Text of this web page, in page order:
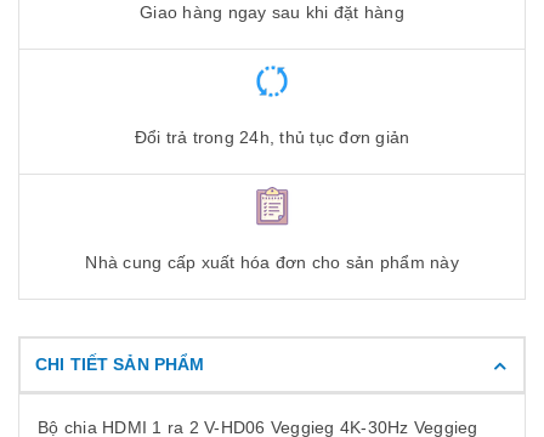
Giao hàng ngay sau khi đặt hàng
Đổi trả trong 24h, thủ tục đơn giản
Nhà cung cấp xuất hóa đơn cho sản phẩm này
CHI TIẾT SẢN PHẨM
Bộ chia HDMI 1 ra 2 V-HD06 Veggieg 4K-30Hz Veggieg